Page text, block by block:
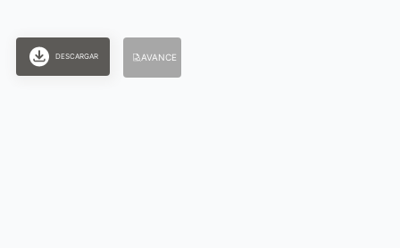
DESCARGAR AVANCE